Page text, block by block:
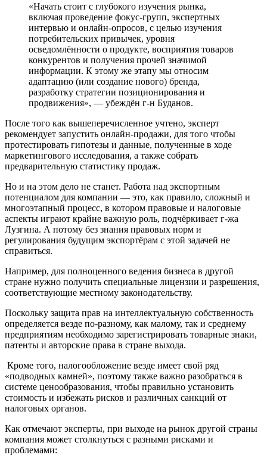
«Начать стоит с глубокого изучения рынка,
включая проведение фокус-групп, экспертных
интервью и онлайн-опросов, с целью изучения
потребительских привычек, уровня
осведомлённости о продукте, восприятия товаров
конкурентов и получения прочей значимой
информации. К этому же этапу мы относим
адаптацию (или создание нового) бренда,
разработку стратегии позиционирования и
продвижения», — убеждён г-н Буданов.
После того как вышеперечисленное учтено, эксперт
рекомендует запустить онлайн-продажи, для того чтобы
протестировать гипотезы и данные, полученные в ходе
маркетингового исследования, а также собрать
предварительную статистику продаж.
Но и на этом дело не станет. Работа над экспортным
потенциалом для компании — это, как правило, сложный и
многоэтапный процесс, в котором правовые и налоговые
аспекты играют крайне важную роль, подчёркивает г-жа
Лузгина. А потому без знания правовых норм и
регулирования будущим экспортёрам с этой задачей не
справиться.
Например, для полноценного ведения бизнеса в другой
стране нужно получить специальные лицензии и разрешения,
соответствующие местному законодательству.
Поскольку защита прав на интеллектуальную собственность
определяется везде по-разному, как малому, так и среднему
предприятиям необходимо зарегистрировать товарные знаки,
патенты и авторские права в стране выхода.
Кроме того, налогообложение везде имеет свой ряд
«подводных камней», поэтому также важно разобраться в
системе ценообразования, чтобы правильно установить
стоимость и избежать рисков и различных санкций от
налоговых органов.
Как отмечают эксперты, при выходе на рынок другой страны
компания может столкнуться с разными рисками и
проблемами: